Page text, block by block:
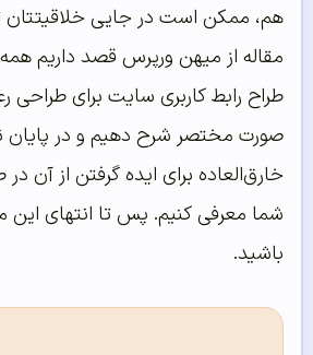
هم،‌ ممکن است در جایی خلاقیتتان
مقاله از میهن ورپرس قصد داریم
طراح رابط کاربری سایت برای طراحی
خارق‌العاده برای ایده گرفتن از آن در
شما معرفی کنیم. پس تا انتهای این
باشید.